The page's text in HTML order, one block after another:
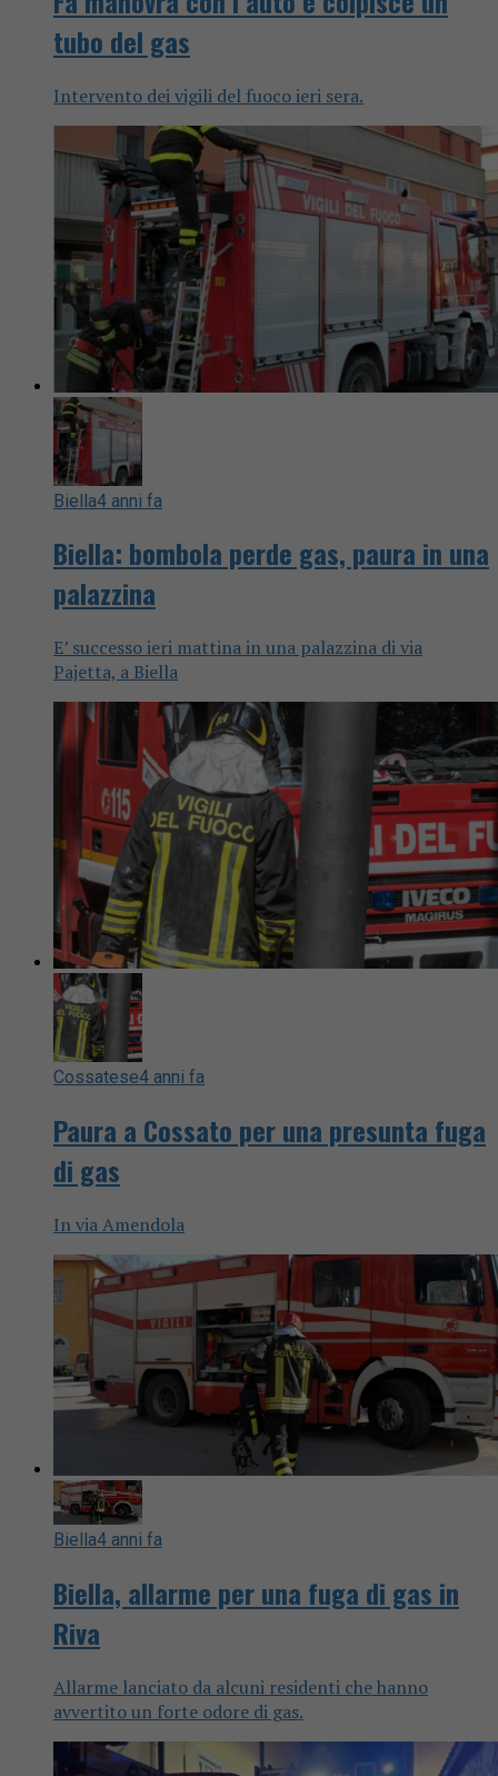
tubo del gas
Intervento dei vigili del fuoco ieri sera.
Biella4 anni fa
Biella: bombola perde gas, paura in una
palazzina
E’ successo ieri mattina in una palazzina di via
Pajetta, a Biella
Cossatese4 anni fa
Paura a Cossato per una presunta fuga
di gas
In via Amendola
Biella4 anni fa
Biella, allarme per una fuga di gas in
Riva
Allarme lanciato da alcuni residenti che hanno
avvertito un forte odore di gas.